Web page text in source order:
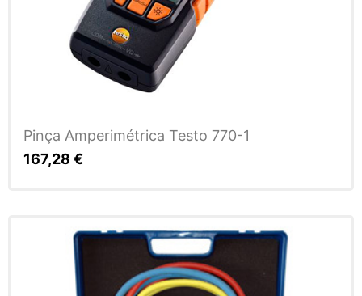
Pinça Amperimétrica Testo 770-1
167,28 €